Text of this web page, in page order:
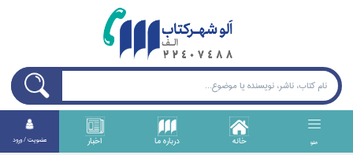
منو خانه درباره ما اخبار عضويت / ورود